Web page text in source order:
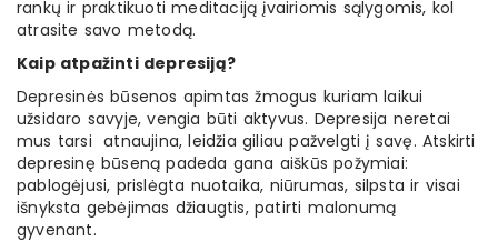
rankų ir praktikuoti meditaciją įvairiomis sąlygomis, kol
atrasite savo metodą.
Kaip atpažinti depresiją?
Depresinės būsenos apimtas žmogus kuriam laikui
užsidaro savyje, vengia būti aktyvus. Depresija neretai
mus tarsi atnaujina, leidžia giliau pažvelgti į savę. Atskirti
depresinę būseną padeda gana aiškūs požymiai:
pablogėjusi, prislėgta nuotaika, niūrumas, silpsta ir visai
išnyksta gebėjimas džiaugtis, patirti malonumą
gyvenant.